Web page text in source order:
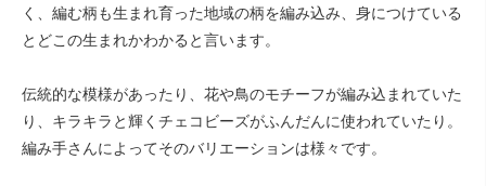
く、編む柄も生まれ育った地域の柄を編み込み、身につけている
とどこの生まれかわかると言います。
伝統的な模様があったり、花や鳥のモチーフが編み込まれていた
り、キラキラと輝くチェコビーズがふんだんに使われていたり。
編み手さんによってそのバリエーションは様々です。